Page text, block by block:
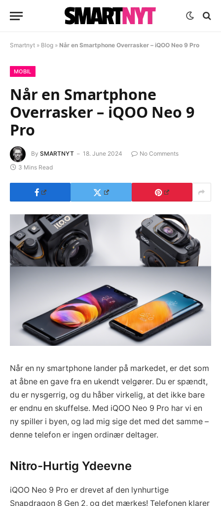
Smartnyt » Blog » Når en Smartphone Overrasker – iQOO Neo 9 Pro
MOBIL
Når en Smartphone
Overrasker – iQOO Neo 9
Pro
By SMARTNYT 18. June 2024
No Comments
3 Mins Read
Når en ny smartphone lander på markedet, er det som
at åbne en gave fra en ukendt velgører. Du er spændt,
du er nysgerrig, og du håber virkelig, at det ikke bare
er endnu en skuffelse. Med iQOO Neo 9 Pro har vi en
ny spiller i byen, og lad mig sige det med det samme –
denne telefon er ingen ordinær deltager.
Nitro-Hurtig Ydeevne
iQOO Neo 9 Pro er drevet af den lynhurtige
Snapdragon 8 Gen 2, og det mærkes! Telefonen klarer